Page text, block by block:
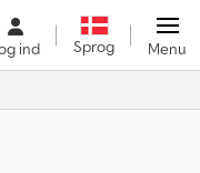
ind Sprog Menu